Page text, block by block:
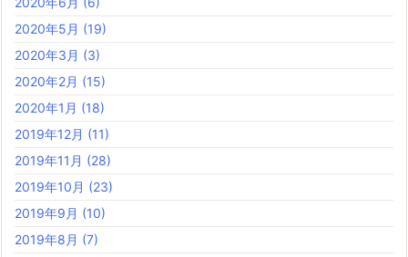
2020年5月 (19)
2020年3月 (3)
2020年2月 (15)
2020年1月 (18)
2019年12月 (11)
2019年11月 (28)
2019年10月 (23)
2019年9月 (10)
2019年8月 (7)